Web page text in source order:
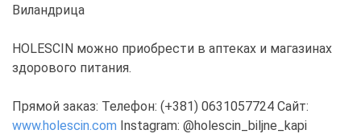
Виландрица
HOLESCIN можно приобрести в аптеках и магазинах
здорового питания.
Прямой заказ: Телефон: (+381) 0631057724 Сайт:
www.holescin.com Instagram: @holescin_biljne_kapi